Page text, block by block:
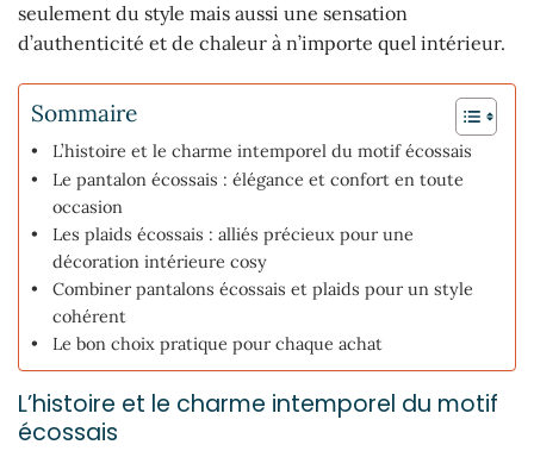
seulement du style mais aussi une sensation
d’authenticité et de chaleur à n’importe quel intérieur.
Sommaire
L’histoire et le charme intemporel du motif écossais
Le pantalon écossais : élégance et confort en toute
occasion
Les plaids écossais : alliés précieux pour une
décoration intérieure cosy
Combiner pantalons écossais et plaids pour un style
cohérent
Le bon choix pratique pour chaque achat
L’histoire et le charme intemporel du motif
écossais